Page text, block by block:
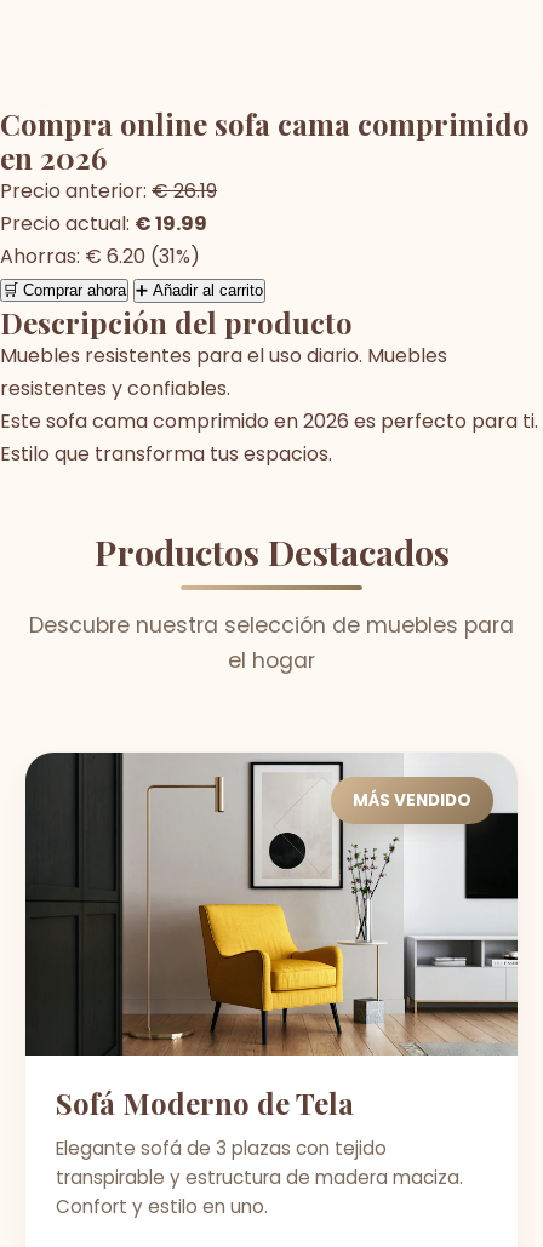
Compra online sofa cama comprimido
en 2026
Precio anterior: € 26.19
Precio actual: € 19.99
Ahorras: € 6.20 (31%)
🛒 Comprar ahora ➕ Añadir al carrito
Descripción del producto
Muebles resistentes para el uso diario. Muebles
resistentes y confiables.
Este sofa cama comprimido en 2026 es perfecto para ti.
Estilo que transforma tus espacios.
Productos Destacados
Descubre nuestra selección de muebles para
el hogar
MÁS VENDIDO
Sofá Moderno de Tela
Elegante sofá de 3 plazas con tejido
transpirable y estructura de madera maciza.
Confort y estilo en uno.